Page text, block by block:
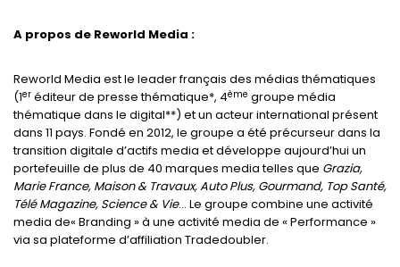
A propos de Reworld Media :
Reworld Media est le leader français des médias thématiques
(1er éditeur de presse thématique*, 4ème groupe média
thématique dans le digital**) et un acteur international présent
dans 11 pays. Fondé en 2012, le groupe a été précurseur dans la
transition digitale d’actifs media et développe aujourd’hui un
portefeuille de plus de 40 marques media telles que Grazia,
Marie France, Maison & Travaux, Auto Plus, Gourmand, Top Santé,
Télé Magazine, Science & Vie… Le groupe combine une activité
media de« Branding » à une activité media de « Performance »
via sa plateforme d’affiliation Tradedoubler.